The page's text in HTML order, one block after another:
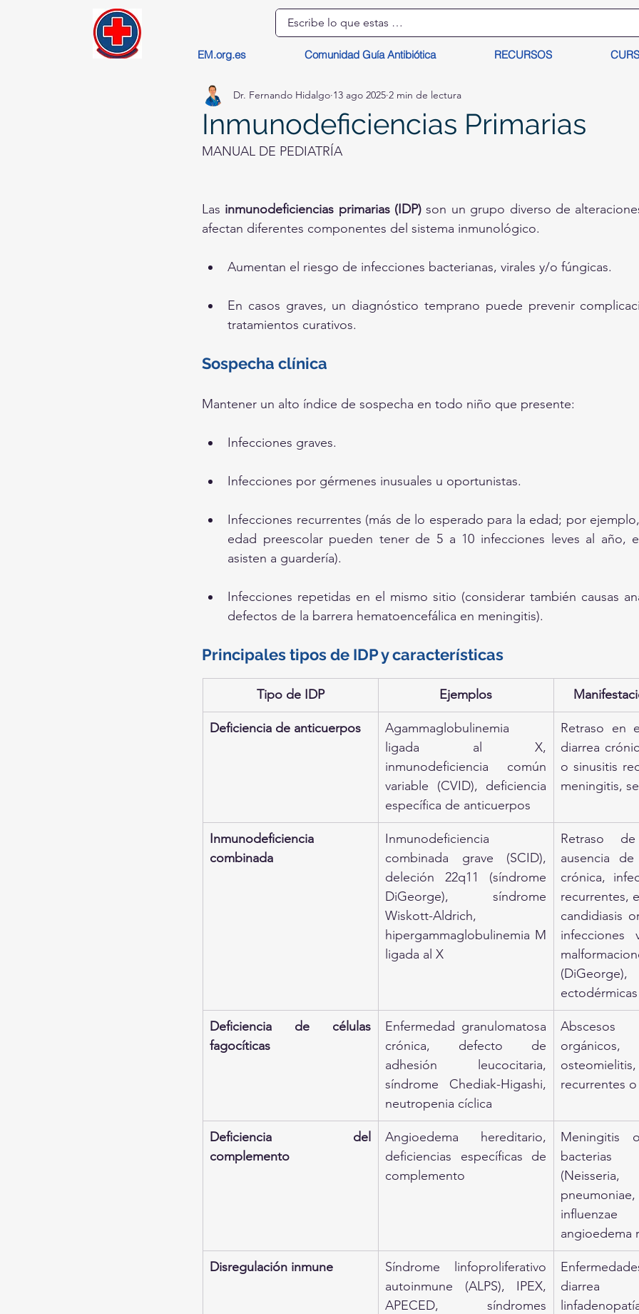
EM.org.es Comunidad Guía Antibiótica RECURSOS
Inmunodeficiencias Primarias
Dr. Fernando Hidalgo 13 ago 2025 2 min de lectura
MANUAL DE PEDIATRÍA
Las inmunodeficiencias primarias (IDP) son un grupo diverso de
afectan diferentes componentes del sistema inmunológico.
Aumentan el riesgo de infecciones bacterianas, virales y/o fúngicas.
En casos graves, un diagnóstico temprano puede prevenir
tratamientos curativos.
Sospecha clínica
Mantener un alto índice de sospecha en todo niño que presente:
Infecciones graves.
Infecciones por gérmenes inusuales u oportunistas.
Infecciones recurrentes (más de lo esperado para la edad; por
edad preescolar pueden tener de 5 a 10 infecciones leves al año,
asisten a guardería).
Infecciones repetidas en el mismo sitio (considerar también causas
defectos de la barrera hematoencefálica en meningitis).
Principales tipos de IDP y características
Tipo de IDP Ejemplos
Deficiencia de anticuerpos
Agammaglobulinemia
ligada al X,
inmunodeficiencia común
variable (CVID), deficiencia
específica de anticuerpos
Retraso en
diarrea
o sinusitis
meningitis,
Inmunodeficiencia
combinada
Inmunodeficiencia
combinada grave (SCID),
deleción 22q11 (síndrome
DiGeorge), síndrome
Wiskott-Aldrich,
hipergammaglobulinemia M
ligada al X
Retraso
ausencia
crónica,
recurrentes,
candidiasis
infecciones
ectodérmicas
Deficiencia de células
fagocíticas
Enfermedad granulomatosa
crónica, defecto de
adhesión leucocitaria,
síndrome Chediak-Higashi,
neutropenia cíclica
Abscesos
recurrentes
Deficiencia del
complemento
Angioedema hereditario,
deficiencias específicas de
complemento
Meningitis
bacterias
(Neisseria,
angioedema
Disregulación inmune
Síndrome linfoproliferativo
autoinmune (ALPS), IPEX,
APECED, síndromes
diarrea